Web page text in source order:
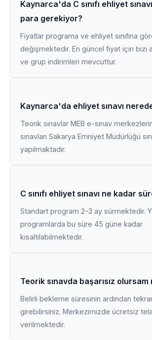
Kaynarca'da C sınıfı ehliyet
para gerekiyor?
Fiyatlar programa ve ehliyet sınıfına
değişmektedir. En güncel fiyat için bizi
ve grup indirimleri mevcuttur.
Kaynarca'da ehliyet sınavı
Teorik sınavlar MEB e-sınav
sınavları Sakarya Emniyet Müdürlüğü
yapılmaktadır.
C sınıfı ehliyet sınavı ne kadar
Standart program 2-3 ay sürmektedir.
programlarda bu süre 45 güne kadar
kısaltılabilmektedir.
Teorik sınavda başarısız olursam
Belirli bekleme süresinin ardından
girebilirsiniz. Merkezimizde ücretsiz
verilmektedir.